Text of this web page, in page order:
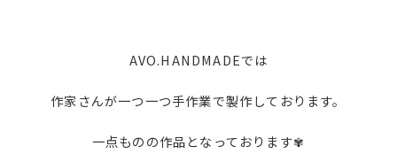
AVO.HANDMADEでは
作家さんが一つ一つ手作業で製作しております。
一点ものの作品となっております✾